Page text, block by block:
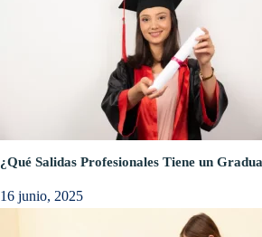
¿Qué Salidas Profesionales Tiene un
16 junio, 2025